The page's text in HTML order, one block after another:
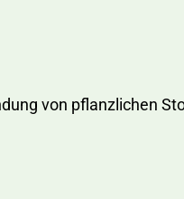
von pflanzlichen